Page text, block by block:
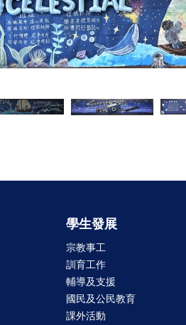
學生發展
宗教事工
訓育工作
輔導及支援
國民及公民教育
課外活動